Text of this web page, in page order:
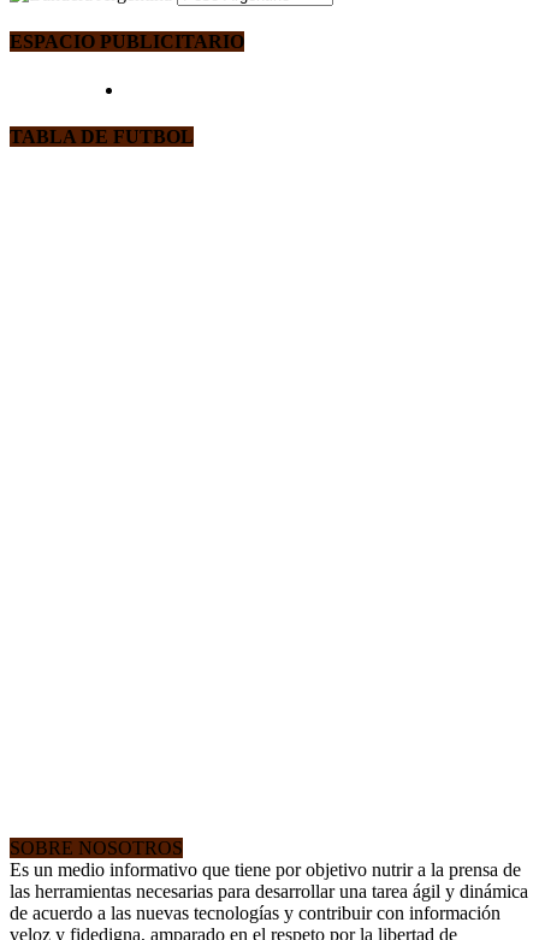
ESPACIO PUBLICITARIO
TABLA DE FUTBOL
SOBRE NOSOTROS
Es un medio informativo que tiene por objetivo nutrir a la prensa de
las herramientas necesarias para desarrollar una tarea ágil y dinámica
de acuerdo a las nuevas tecnologías y contribuir con información
veloz y fidedigna, amparado en el respeto por la libertad de